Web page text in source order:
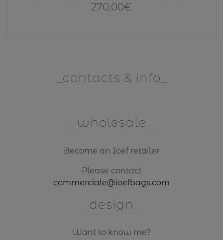
270,00€
contacts & info
wholesale
Become an Ioef retailer
Please contact
commerciale@ioefbags.com
design
Want to know me?